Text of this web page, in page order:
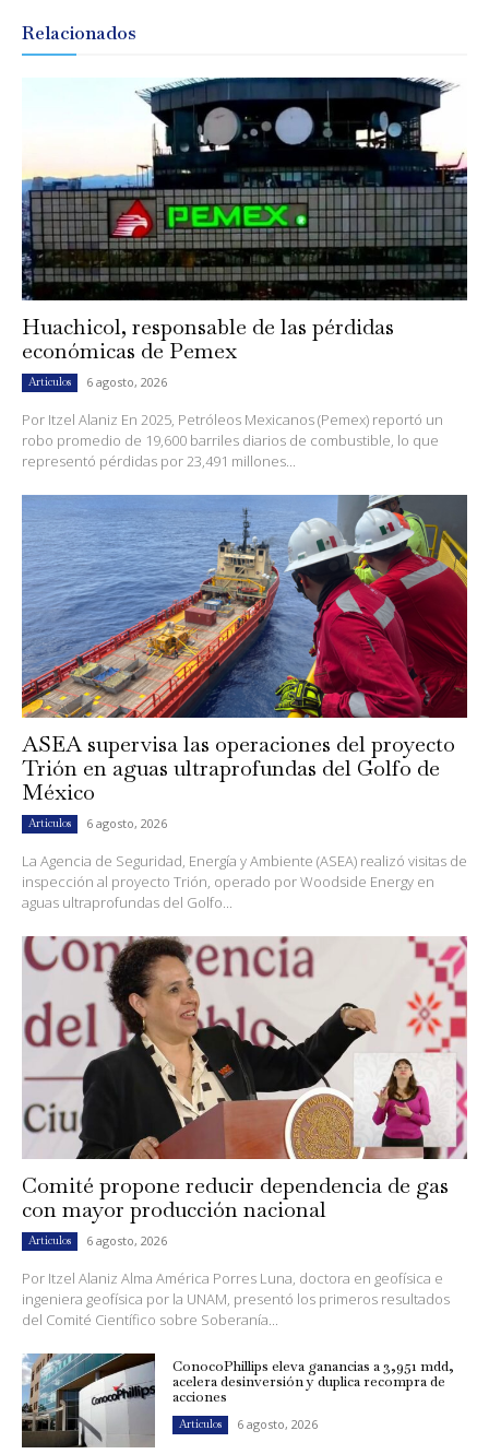
Relacionados
Huachicol, responsable de las pérdidas
económicas de Pemex
Artículos 6 agosto, 2026
Por Itzel Alaniz En 2025, Petróleos Mexicanos (Pemex) reportó un
robo promedio de 19,600 barriles diarios de combustible, lo que
representó pérdidas por 23,491 millones...
ASEA supervisa las operaciones del proyecto
Trión en aguas ultraprofundas del Golfo de
México
Artículos 6 agosto, 2026
La Agencia de Seguridad, Energía y Ambiente (ASEA) realizó visitas de
inspección al proyecto Trión, operado por Woodside Energy en
aguas ultraprofundas del Golfo...
Comité propone reducir dependencia de gas
con mayor producción nacional
Artículos 6 agosto, 2026
Por Itzel Alaniz Alma América Porres Luna, doctora en geofísica e
ingeniera geofísica por la UNAM, presentó los primeros resultados
del Comité Científico sobre Soberanía...
ConocoPhillips eleva ganancias a 3,951 mdd,
acelera desinversión y duplica recompra de
acciones
Artículos 6 agosto, 2026